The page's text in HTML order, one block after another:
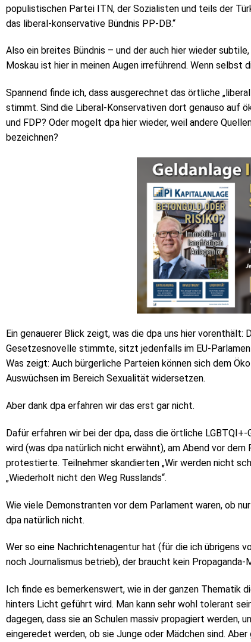
populistischen Partei ITN, der Sozialisten und teils der
das liberal-konservative Bündnis PP-DB.“
Also ein breites Bündnis – und der auch hier wieder
Moskau ist hier in meinen Augen irreführend. Wenn
Spannend finde ich, dass ausgerechnet das örtliche
stimmt. Sind die Liberal-Konservativen dort genauso auf
und FDP? Oder mogelt dpa hier wieder, weil andere
bezeichnen?
Ein genauerer Blick zeigt, was die dpa uns hier
Gesetzesnovelle stimmte, sitzt jedenfalls im EU-
Was zeigt: Auch bürgerliche Parteien können sich dem
Auswüchsen im Bereich Sexualität widersetzen.
Aber dank dpa erfahren wir das erst gar nicht.
Dafür erfahren wir bei der dpa, dass die örtliche
wird (was dpa natürlich nicht erwähnt), am Abend vor
protestierte. Teilnehmer skandierten „Wir werden nicht
„Wiederholt nicht den Weg Russlands“.
Wie viele Demonstranten vor dem Parlament waren, ob
dpa natürlich nicht.
Wer so eine Nachrichtenagentur hat (für die ich übrigens
noch Journalismus betrieb), der braucht kein Propaganda-
Ich finde es bemerkenswert, wie in der ganzen Thematik
hinters Licht geführt wird. Man kann sehr wohl tolerant
dagegen, dass sie an Schulen massiv propagiert werden,
eingeredet werden, ob sie Junge oder Mädchen sind.